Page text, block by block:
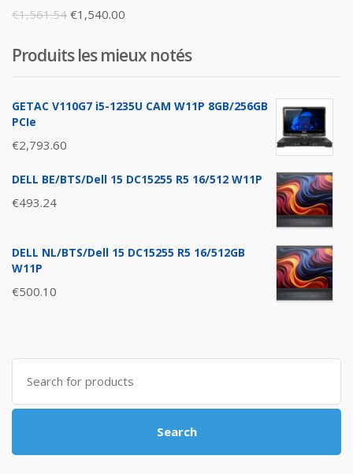
€1,561.54 Original
was:
€1,561.54.
€1,540.00
is:
€1,540.00.
Produits les mieux notés
GETAC V110G7 i5-1235U CAM W11P 8GB/256GB
PCIe
€2,793.60
DELL BE/BTS/Dell 15 DC15255 R5 16/512 W11P
€493.24
DELL NL/BTS/Dell 15 DC15255 R5 16/512GB
W11P
€500.10
Search
for:
Search